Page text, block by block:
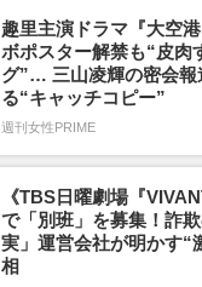
趣里主演ドラマ『大空
ボポスター解禁も“皮肉
グ”… 三山凌輝の密会報
る“キャッチコピー”
週刊女性PRIME
《TBS日曜劇場『
で「別班」を募集！詐
実」運営会社が明かす“
相